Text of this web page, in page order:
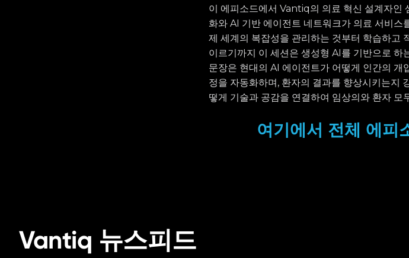
이 에피소드에서 Vantiq의 의료 혁신 설계자
화와 AI 기반 에이전트 네트워크가 의료 서비스
제 세계의 복잡성을 관리하는 것부터 학습하고
이르기까지 이 세션은 생성형 AI를 기반으로 하
문장은 현대의 AI 에이전트가 어떻게 인간의 개
정을 자동화하며, 환자의 결과를 향상시키는지
떻게 기술과 공감을 연결하여 임상의와 환자 모
여기에서 전체 에피
Vantiq 뉴스피드